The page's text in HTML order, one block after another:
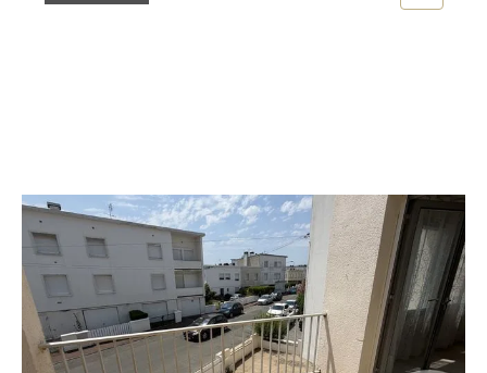
ROYAN 17
174,28 m
, 6 pièces
Ref : 9154
Maison à vendre
399 000 €